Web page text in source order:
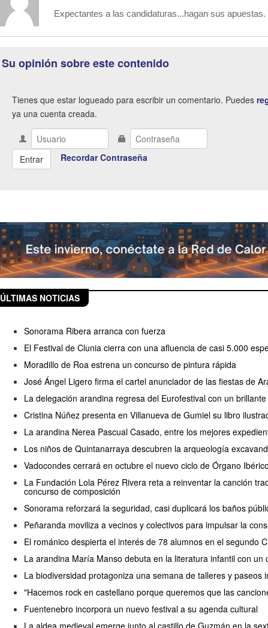
Expectantes a las candidaturas...hagan sus apuestas.
Su opinión sobre este contenido
Tienes que estar logueado para escribir un comentario. Puedes
ya una cuenta creada.
Recordar Contraseña
ÚLTIMAS NOTICIAS
Sonorama Ribera arranca con fuerza
El Festival de Clunia cierra con una afluencia de casi 5.000
Moradillo de Roa estrena un concurso de pintura rápida
José Ángel Ligero firma el cartel anunciador de las fiestas de
La delegación arandina regresa del Eurofestival con un
Cristina Núñez presenta en Villanueva de Gumiel su libro
La arandina Nerea Pascual Casado, entre los mejores
Los niños de Quintanarraya descubren la arqueología
Vadocondes cerrará en octubre el nuevo ciclo de Órgano
La Fundación Lola Pérez Rivera reta a reinventar la canción
concurso de composición
Sonorama reforzará la seguridad, casi duplicará los baños
Peñaranda moviliza a vecinos y colectivos para impulsar la
El románico despierta el interés de 78 alumnos en el segundo
La arandina María Manso debuta en la literatura infantil con un
La biodiversidad protagoniza una semana de talleres y paseos
"Hacemos rock en castellano porque queremos que las
Fuentenebro incorpora un nuevo festival a su agenda cultural